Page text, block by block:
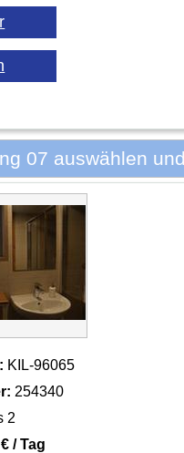
07 auswählen
KIL-96065
254340
2
/ Tag